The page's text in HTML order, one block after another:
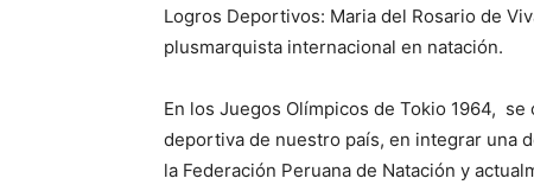
Logros Deportivos: Maria del Rosario de
plusmarquista internacional en natación.
En los Juegos Olímpicos de Tokio 1964,
deportiva de nuestro país, en integrar una
la Federación Peruana de Natación y